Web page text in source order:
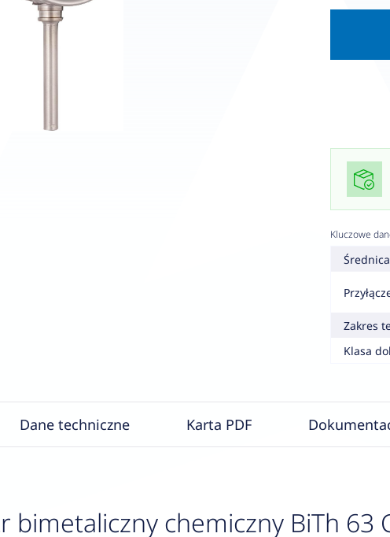
Kluczowe
Zakres
Klasa
Dane techniczne Karta PDF
bimetaliczny chemiczny BiTh 63